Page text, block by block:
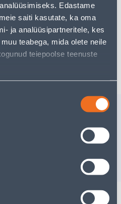
Edastame
saiti kasutate, ka oma
ja analüüsipartneritele, kes
teabega, mida olete neile
teiepoolse teenuste
al. 2-5 tööpäeva
€ al. 2-5 tööpäeva
NEET
3.72 €
2.23 €
sisselogitud